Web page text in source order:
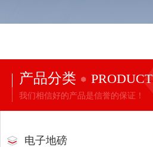
产品分类 PRODUCT
我们相信好的产品是信誉的保证！
电子地磅